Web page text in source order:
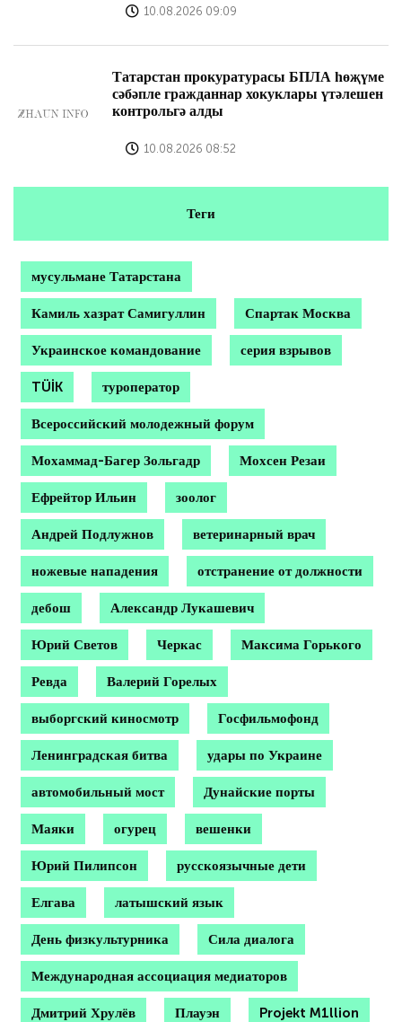
10.08.2026 09:09
Татарстан прокуратурасы БПЛА һөҗүме
сәбәпле гражданнар хокуклары үтәлешен
контрольгә алды
10.08.2026 08:52
Теги
мусульмане Татарстана
Камиль хазрат Самигуллин Спартак Москва
Украинское командование серия взрывов
TÜİK туроператор
Всероссийский молодежный форум
Мохаммад-Багер Зольгадр Мохсен Резаи
Ефрейтор Ильин зоолог
Андрей Подлужнов ветеринарный врач
ножевые нападения отстранение от должности
дебош Александр Лукашевич
Юрий Светов Черкас Максима Горького
Ревда Валерий Горелых
выборгский киносмотр Госфильмофонд
Ленинградская битва удары по Украине
автомобильный мост Дунайские порты
Маяки огурец вешенки
Юрий Пилипсон русскоязычные дети
Елгава латышский язык
День физкультурника Сила диалога
Международная ассоциация медиаторов
Дмитрий Хрулёв Плауэн Projekt M1llion